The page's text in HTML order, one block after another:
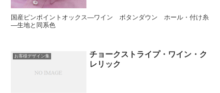
国産ピンポイントオックス―ワイン ボタンダウン ホール・付け糸
―生地と同系色
お客様デザイン集
チョークストライプ・ワイン・ク
レリック